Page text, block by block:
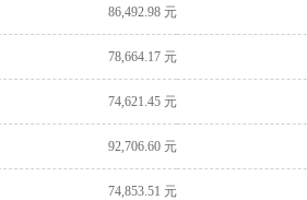
86,492.98 元
78,664.17 元
74,621.45 元
92,706.60 元
74,853.51 元